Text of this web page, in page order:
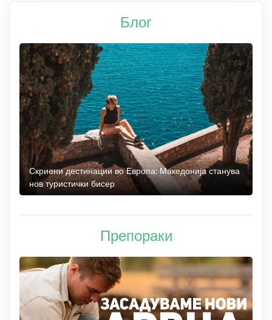
Блог
Скриени дестинации во Европа: Македонија станува
нов туристички бисер
Препораки